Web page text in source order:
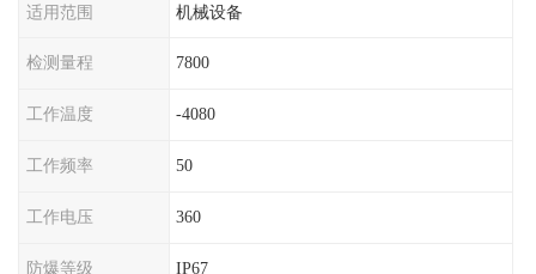
适用范围 机械设备
检测量程 7800
工作温度 -4080
工作频率 50
工作电压 360
防爆等级 IP67